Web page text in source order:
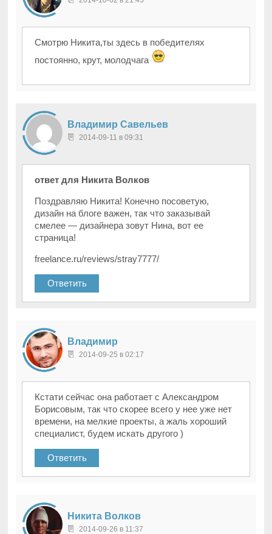
Смотрю Никита,ты здесь в победителях
постоянно, крут, молодчага
Владимир Савельев
2014-09-11 в 09:31
ответ для Никита Волков
Поздравляю Никита! Конечно посоветую,
дизайн на блоге важен, так что заказывай
смелее — дизайнера зовут Нина, вот ее
страница!
freelance.ru/reviews/stray7777/
Ответить
Владимир
2014-09-25 в 02:17
Кстати сейчас она работает с Александром
Борисовым, так что скорее всего у нее уже нет
времени, на мелкие проекты, а жаль хороший
специалист, будем искать другого )
Ответить
Никита Волков
2014-09-26 в 11:37